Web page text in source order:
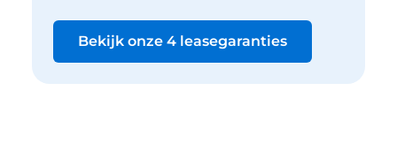
Bekijk onze 4 leasegaranties